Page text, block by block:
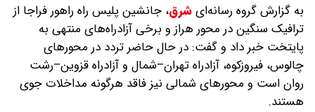
به گزارش گروه رسانه‌ایشرق، جانشین پلیس راه راهور فراجا از
ترافیک سنگین در محور هراز و برخی آزادراه‌های منتهی به
پایتخت خبر داد و گفت: در حال حاضر تردد در محورهای
چالوس، فیروزکوه، آزادراه تهران–شمال و آزادراه قزوین–رشت
روان است و محورهای شمالی نیز فاقد هرگونه مداخلات جوی
هستند.